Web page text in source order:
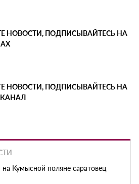
НОВОСТИ, ПОДПИСЫВАЙТЕСЬ НА
НОВОСТИ, ПОДПИСЫВАЙТЕСЬ НА
Кумысной поляне саратовец